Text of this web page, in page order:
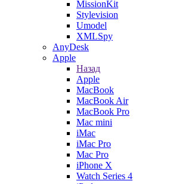
MissionKit
Stylevision
Umodel
XMLSpy
AnyDesk
Apple
Назад
Apple
MacBook
MacBook Air
MacBook Pro
Mac mini
iMac
iMac Pro
Mac Pro
iPhone X
Watch Series 4